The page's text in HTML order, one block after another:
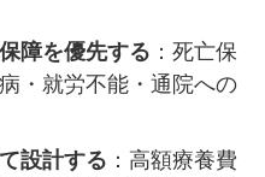
障を優先する ：死亡保
・就労不能・通院への
設計する ：高額療養費